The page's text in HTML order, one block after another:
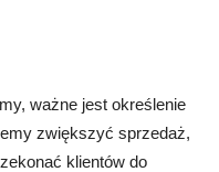
ważne jest określenie
zwiększyć sprzedaż,
klientów do